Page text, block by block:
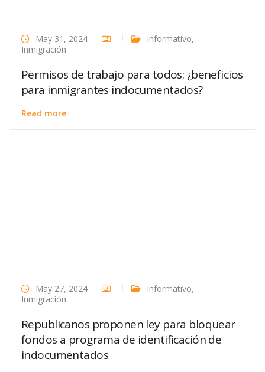
May 31, 2024 Informativo,
Inmigración
Permisos de trabajo para todos: ¿beneficios
para inmigrantes indocumentados?
Read more
May 27, 2024 Informativo,
Inmigración
Republicanos proponen ley para bloquear
fondos a programa de identificación de
indocumentados